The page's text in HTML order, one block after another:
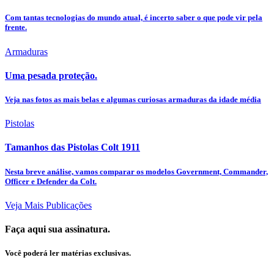
Com tantas tecnologias do mundo atual, é incerto saber o que pode vir pela
frente.
Armaduras
Uma pesada proteção.
Veja nas fotos as mais belas e algumas curiosas armaduras da idade média
Pistolas
Tamanhos das Pistolas Colt 1911
Nesta breve análise, vamos comparar os modelos Government, Commander,
Officer e Defender da Colt.
Veja Mais Publicações
Faça aqui sua assinatura.
Você poderá ler matérias exclusivas.